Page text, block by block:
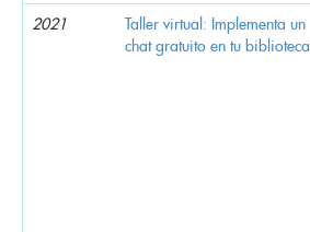
2021
Taller virtual: Implementa un
chat gratuito en tu biblioteca